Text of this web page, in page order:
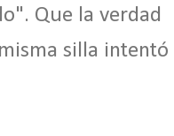
Que la verdad
silla intentó